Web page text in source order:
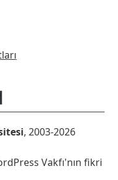
, 2003-2026
Vakfı'nın fikri